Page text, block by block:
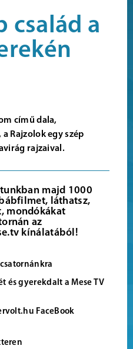
család a
című dala,
Rajzolok egy szép
rajzaival.
majd 1000
láthatsz,
mondókákat
az
kínálatából!
és gyerekdalt a Mese TV
FaceBook